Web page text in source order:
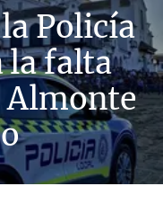
Policía
la falta
Almonte